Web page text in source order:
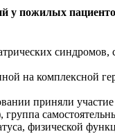
пожилых
на
приняли
физической